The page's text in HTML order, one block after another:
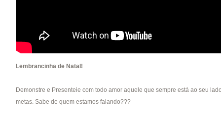
Lembrancinha de Natal!
Demonstre e Presenteie com todo amor aquele que sempre está ao seu
metas. Sabe de quem estamos falando???